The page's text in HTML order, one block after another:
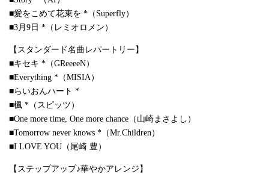
■愛をこめて花束を *（Superfly）
■3月9日 *（レミオロメン）
【スタンダード名曲レパートリー】
■キセキ *（GReeeeN）
■Everything *（MISIA）
■らいおんハート *
■楓 *（スピッツ）
■One more time, One more chance（山崎まさよし）
■Tomorrow never knows *（Mr.Children）
■I LOVE YOU（尾崎 豊）
【ステップアップ♪華やかアレンジ】